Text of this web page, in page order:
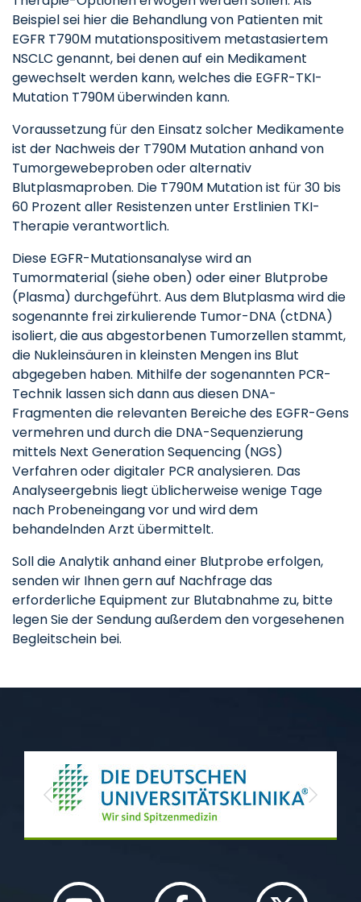
Beispiel sei hier die Behandlung von Patienten mit
EGFR T790M mutationspositivem metastasiertem
NSCLC genannt, bei denen auf ein Medikament
gewechselt werden kann, welches die EGFR-TKI-
Mutation T790M überwinden kann.
Voraussetzung für den Einsatz solcher Medikamente
ist der Nachweis der T790M Mutation anhand von
Tumorgewebeproben oder alternativ
Blutplasmaproben. Die T790M Mutation ist für 30 bis
60 Prozent aller Resistenzen unter Erstlinien TKI-
Therapie verantwortlich.
Diese EGFR-Mutationsanalyse wird an
Tumormaterial (siehe oben) oder einer Blutprobe
(Plasma) durchgeführt. Aus dem Blutplasma wird die
sogenannte frei zirkulierende Tumor-DNA (ctDNA)
isoliert, die aus abgestorbenen Tumorzellen stammt,
die Nukleinsäuren in kleinsten Mengen ins Blut
abgegeben haben. Mithilfe der sogenannten PCR-
Technik lassen sich dann aus diesen DNA-
Fragmenten die relevanten Bereiche des EGFR-Gens
vermehren und durch die DNA-Sequenzierung
mittels Next Generation Sequencing (NGS)
Verfahren oder digitaler PCR analysieren. Das
Analyseergebnis liegt üblicherweise wenige Tage
nach Probeneingang vor und wird dem
behandelnden Arzt übermittelt.
Soll die Analytik anhand einer Blutprobe erfolgen,
senden wir Ihnen gern auf Nachfrage das
erforderliche Equipment zur Blutabnahme zu, bitte
legen Sie der Sendung außerdem den vorgesehenen
Begleitschein bei.
Previous Next